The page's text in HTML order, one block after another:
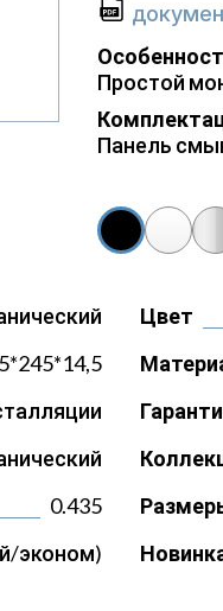
Простой
Панель
Цвет
0.435
эконом)